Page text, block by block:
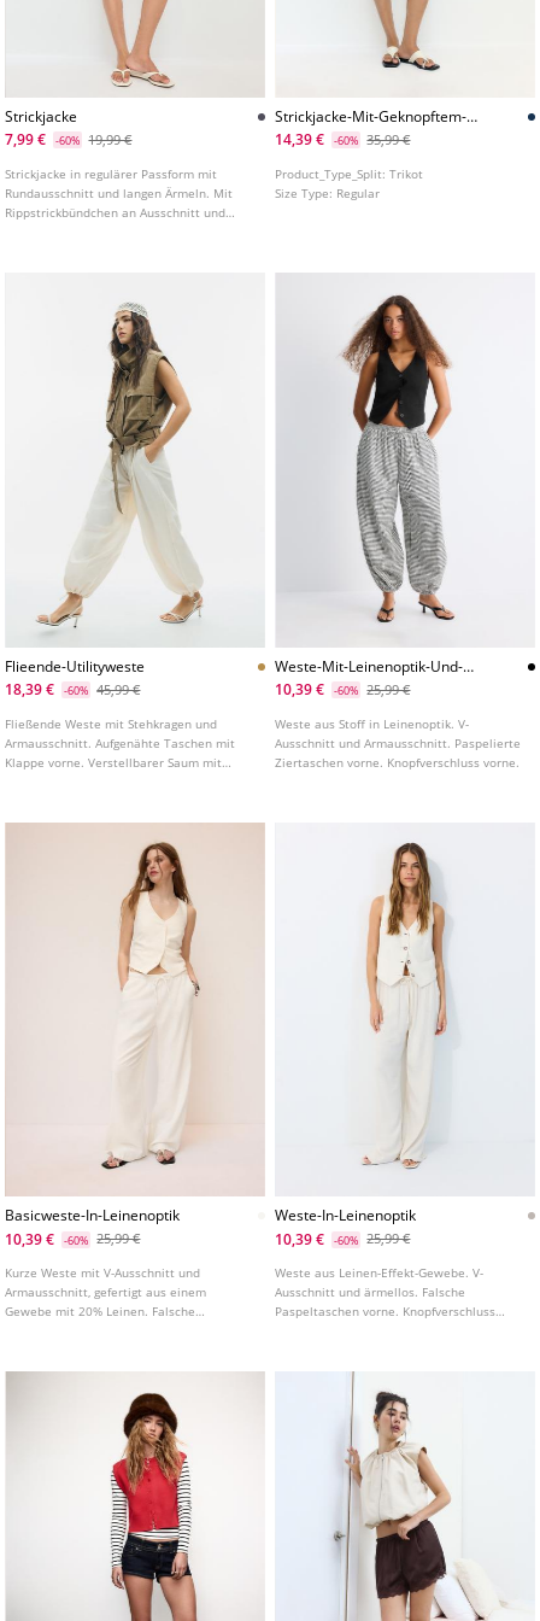
Strickjacke
7,99 €
-60% 19,99 €
Strickjacke in regulärer Passform mit
Rundausschnitt und langen Ärmeln. Mit
Rippstrickbündchen an Ausschnitt und
Strickjacke-Mit-Geknopftem-
Stehkragen
14,39 € -60% 35,99 €
Product_Type_Split:Trikot
Size Type: Regular
Flieende-Utilityweste
18,39 €
-60% 45,99 €
Fließende Weste mit Stehkragen und
Armausschnitt. Aufgenähte Taschen mit
Klappe vorne. Verstellbarer Saum mit
Weste-Mit-Leinenoptik-Und-
Knopfen
10,39 € -60% 25,99 €
Weste aus Stoff in Leinenoptik. V-
Ausschnitt und Armausschnitt. Paspelierte
Ziertaschen vorne. Knopfverschluss vorne.
Basicweste-In-Leinenoptik
10,39 €
-60% 25,99 €
Kurze Weste mit V-Ausschnitt und
Armausschnitt, gefertigt aus einem
Gewebe mit 20% Leinen. Falsche
Weste-In-Leinenoptik
10,39 €
-60% 25,99 €
Weste aus Leinen-Effekt-Gewebe. V-
Ausschnitt und ärmellos. Falsche
Paspeltaschen vorne. Knopfverschluss